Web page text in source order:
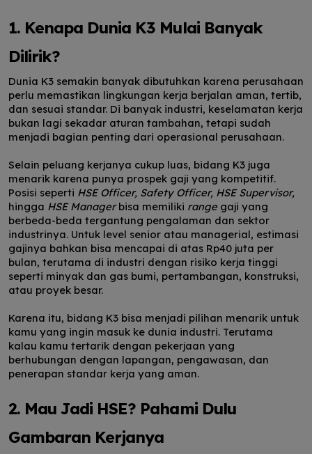
1. Kenapa Dunia K3 Mulai Banyak
Dilirik?
Dunia K3 semakin banyak dibutuhkan karena perusahaan
perlu memastikan lingkungan kerja berjalan aman, tertib,
dan sesuai standar. Di banyak industri, keselamatan kerja
bukan lagi sekadar aturan tambahan, tetapi sudah
menjadi bagian penting dari operasional perusahaan.
Selain peluang kerjanya cukup luas, bidang K3 juga
menarik karena punya prospek gaji yang kompetitif.
Posisi seperti HSE Officer, Safety Officer, HSE Supervisor,
hingga HSE Managerbisa memiliki range gaji yang
berbeda-beda tergantung pengalaman dan sektor
industrinya. Untuk level senior atau managerial, estimasi
gajinya bahkan bisa mencapai di atas Rp40 juta per
bulan, terutama di industri dengan risiko kerja tinggi
seperti minyak dan gas bumi, pertambangan, konstruksi,
atau proyek besar.
Karena itu, bidang K3 bisa menjadi pilihan menarik untuk
kamu yang ingin masuk ke dunia industri. Terutama
kalau kamu tertarik dengan pekerjaan yang
berhubungan dengan lapangan, pengawasan, dan
penerapan standar kerja yang aman.
2. Mau Jadi HSE? Pahami Dulu
Gambaran Kerjanya